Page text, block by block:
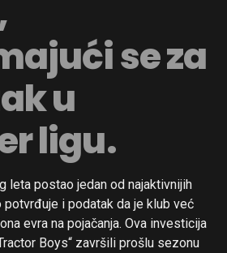
se za
u
ligu.
leta postao jedan od najaktivnijih
potvrđuje i podatak da je klub već
evra na pojačanja. Ova investicija
Boys“ završili prošlu sezonu